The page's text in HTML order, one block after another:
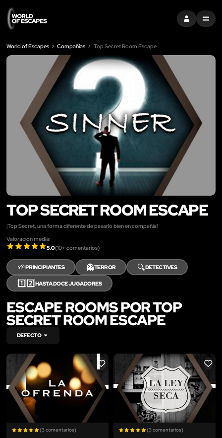
ENTRARMENU
World of Escapes Compañías Top Secret Room Escape
TOP SECRET ROOM ESCAPE
¡Top Secret, una forma diferente de pasarlo bien en compañía!
Valoración media:
5.0(10+ comentarios)
🌱PRINCIPIANTES 👻TERROR 🔍DETECTIVES
1️⃣2️⃣HASTA DOCE JUGADORES
ESCAPE ROOMS POR TOP
SECRET ROOM ESCAPE
DEFECTO
LIKE
(3 comentarios)
LIKE
(3 comentarios)